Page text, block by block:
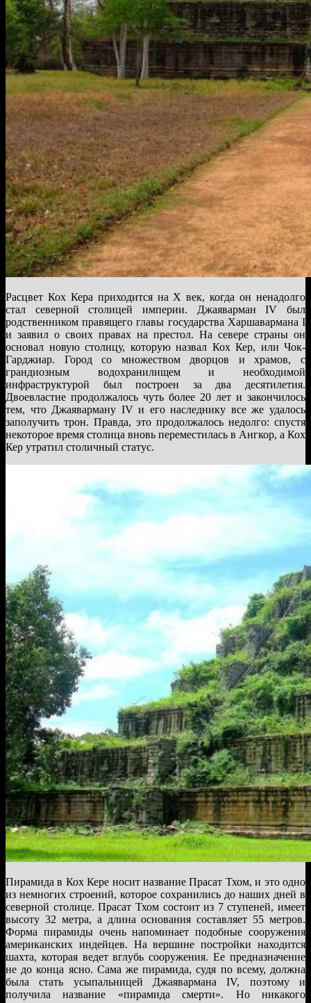
Расцвет Кох Кера приходится на X век, когда он ненадолго
стал северной столицей империи. Джаяварман IV был
родственником правящего главы государства Харшавармана I
и заявил о своих правах на престол. На севере страны он
основал новую столицу, которую назвал Кох Кер, или Чок-
Гарджиар. Город со множеством дворцов и храмов, с
грандиозным водохранилищем и необходимой
инфраструктурой был построен за два десятилетия.
Двоевластие продолжалось чуть более 20 лет и закончилось
тем, что Джаяварману IV и его наследнику все же удалось
заполучить трон. Правда, это продолжалось недолго: спустя
некоторое время столица вновь переместилась в Ангкор, а Кох
Кер утратил столичный статус.
Пирамида в Кох Кере носит название Прасат Тхом, и это одно
из немногих строений, которое сохранились до наших дней в
северной столице. Прасат Тхом состоит из 7 ступеней, имеет
высоту 32 метра, а длина основания составляет 55 метров.
Форма пирамиды очень напоминает подобные сооружения
американских индейцев. На вершине постройки находится
шахта, которая ведет вглубь сооружения. Ее предназначение
не до конца ясно. Сама же пирамида, судя по всему, должна
была стать усыпальницей Джаявармана IV, поэтому и
получила название «пирамида смерти». Но никакого